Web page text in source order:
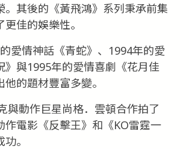
。其後的《黃飛鴻》系列秉承前集
佳的娛樂性。
愛情神話《青蛇》、1994年的愛
》與1995年的愛情喜劇《花月佳
的題材豐富多變。
與動作巨星尚格．雲頓合作拍了
作電影《反擊王》和《KO雷霆一
。